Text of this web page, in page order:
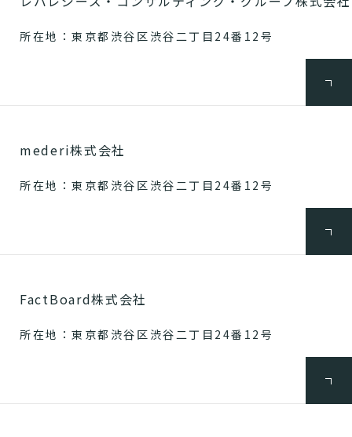
所在地：東京都渋谷区渋谷二丁目24番12号
mederi株式会社
所在地：東京都渋谷区渋谷二丁目24番12号
FactBoard株式会社
所在地：東京都渋谷区渋谷二丁目24番12号